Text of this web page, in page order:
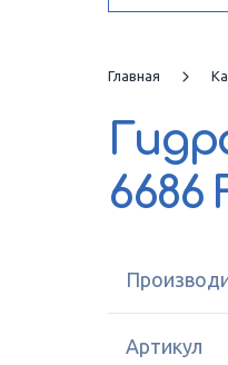
Главная
6686
Артикул